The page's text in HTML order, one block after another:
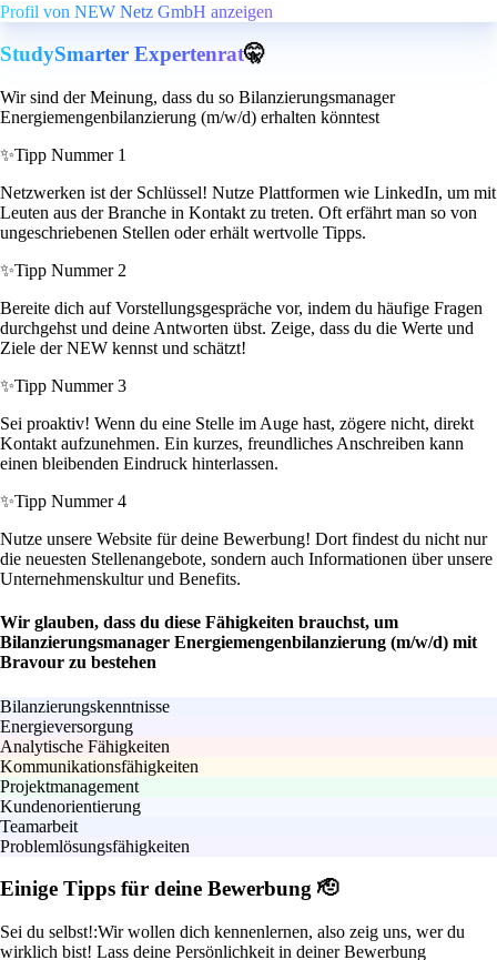
Profil von NEW Netz GmbH anzeigen
StudySmarter Expertenrat🤫
Wir sind der Meinung, dass du so Bilanzierungsmanager
Energiemengenbilanzierung (m/w/d) erhalten könntest
✨Tipp Nummer 1
Netzwerken ist der Schlüssel! Nutze Plattformen wie LinkedIn, um mit
Leuten aus der Branche in Kontakt zu treten. Oft erfährt man so von
ungeschriebenen Stellen oder erhält wertvolle Tipps.
✨Tipp Nummer 2
Bereite dich auf Vorstellungsgespräche vor, indem du häufige Fragen
durchgehst und deine Antworten übst. Zeige, dass du die Werte und
Ziele der NEW kennst und schätzt!
✨Tipp Nummer 3
Sei proaktiv! Wenn du eine Stelle im Auge hast, zögere nicht, direkt
Kontakt aufzunehmen. Ein kurzes, freundliches Anschreiben kann
einen bleibenden Eindruck hinterlassen.
✨Tipp Nummer 4
Nutze unsere Website für deine Bewerbung! Dort findest du nicht nur
die neuesten Stellenangebote, sondern auch Informationen über unsere
Unternehmenskultur und Benefits.
Wir glauben, dass du diese Fähigkeiten brauchst, um
Bilanzierungsmanager Energiemengenbilanzierung (m/w/d) mit
Bravour zu bestehen
Bilanzierungskenntnisse
Energieversorgung
Analytische Fähigkeiten
Kommunikationsfähigkeiten
Projektmanagement
Kundenorientierung
Teamarbeit
Problemlösungsfähigkeiten
Einige Tipps für deine Bewerbung 🫡
Sei du selbst!:Wir wollen dich kennenlernen, also zeig uns, wer du
wirklich bist! Lass deine Persönlichkeit in deiner Bewerbung